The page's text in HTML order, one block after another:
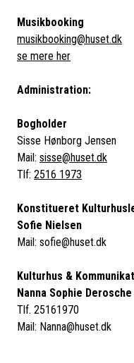
Musikbooking
musikbooking@huset.dk
se mere her
Administration:
Bogholder
Sisse Hønborg Jensen
Mail: sisse@huset.dk
Tlf: 2516 1973
Konstitueret
Sofie Nielsen
Mail: sofie@huset.dk
Kulturhus &
Nanna Sophie Derosche
Tlf. 25161970
Mail: Nanna@huset.dk